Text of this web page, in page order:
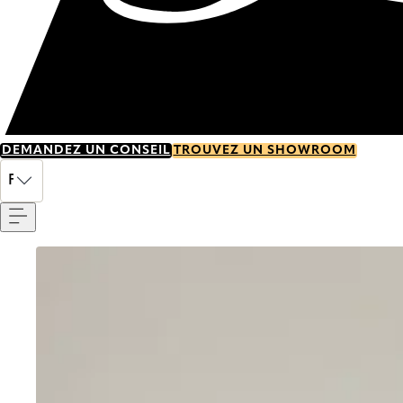
DEMANDEZ UN CONSEIL TROUVEZ UN SHOWROOM
FR
Go to item 0